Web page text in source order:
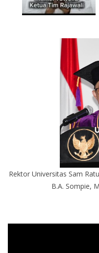
Rektor Universitas Sam
B.A. Sompie,